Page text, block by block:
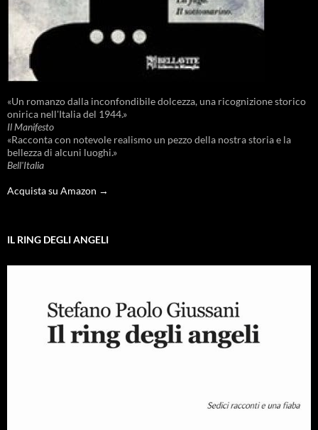
«Un romanzo dalla inconfondibile dolcezza, una ricognizione storico
onirica nell'Italia del 1944.»
Il Manifesto
«Racconta con notevole realismo un pezzo della nostra storia e la
bellezza di alcuni luoghi.»
Bell'Italia
Acquista su Amazon →
IL RING DEGLI ANGELI